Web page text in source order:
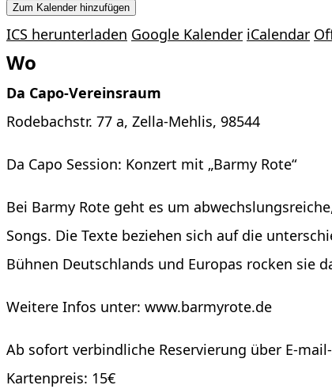
Zum Kalender hinzufügen
ICS herunterladen Google Kalender iCalendar
Wo
Da Capo-Vereinsraum
Rodebachstr. 77 a, Zella-Mehlis, 98544
Da Capo Session: Konzert mit „Barmy Rote“
Bei Barmy Rote geht es um
Songs. Die Texte beziehen sich auf die
Bühnen Deutschlands und Europas rocken sie
Weitere Infos unter: www.barmyrote.de
Ab sofort verbindliche Reservierung über E-
Kartenpreis: 15€